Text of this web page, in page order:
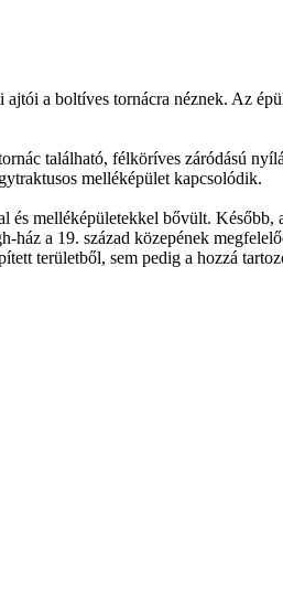
a boltíves tornácra néznek. Az
található, félköríves záródású
melléképület kapcsolódik.
melléképületekkel bővült.
a 19. század közepének
területből, sem pedig a hozzá